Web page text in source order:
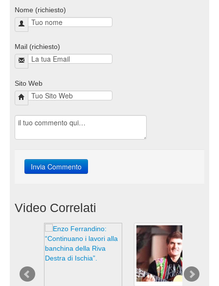
Nome (richiesto)
Mail (richiesto)
Sito Web
Video Correlati